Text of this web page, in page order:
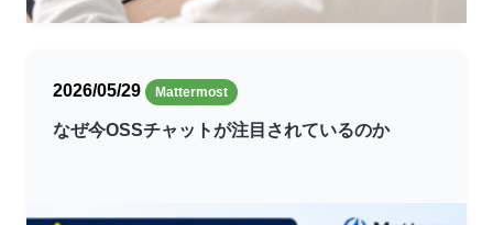
2026/05/29 Mattermost
なぜ今OSSチャットが注目されているのか